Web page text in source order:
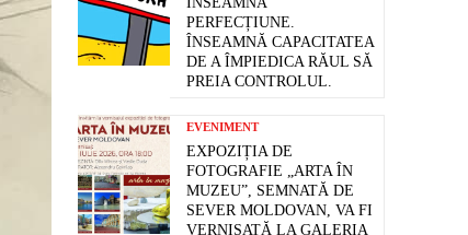
PERFECȚIUNE.
ÎNSEAMNĂ CAPACITATEA
DE A ÎMPIEDICA RĂUL SĂ
PREIA CONTROLUL.
EVENIMENT
EXPOZIȚIA DE
FOTOGRAFIE „ARTA ÎN
MUZEU”, SEMNATĂ DE
SEVER MOLDOVAN, VA FI
VERNISATĂ LA GALERIA